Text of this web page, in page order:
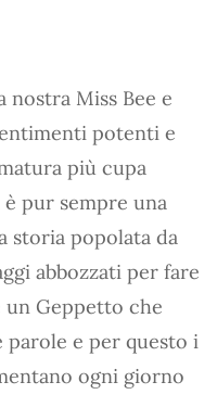
nostra Miss Bee e
potenti e
più cupa
pur sempre una
storia popolata da
abbozzati per fare
un Geppetto che
parole e per questo i
ogni giorno